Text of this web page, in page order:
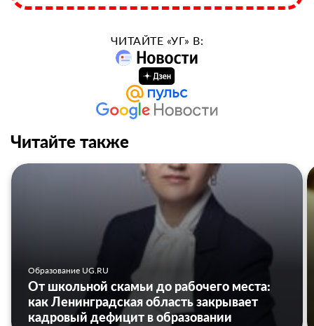
ЧИТАЙТЕ «УГ» В:
Читайте также
Образование UG.RU
От школьной скамьи до рабочего места:
как Ленинградская область закрывает
кадровый дефицит в образовании